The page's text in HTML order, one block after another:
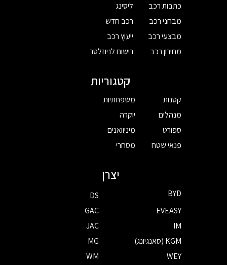
כתבות רכב
מבחני רכב
מבצעי רכב
מחירון רכב
ליסינג
רכב חדש
ייעוץ רכב
רישום לניוזלטר
קטגוריות
קטנות
מנהלים
ספורט
פנאי שטח
משפחתיות
יוקרה
מיניוואנים
מסחרי
יצרן
BYD
DS
EVEASY
GAC
IM
JAC
KGM (סאנגיונג)
MG
WEY
WM